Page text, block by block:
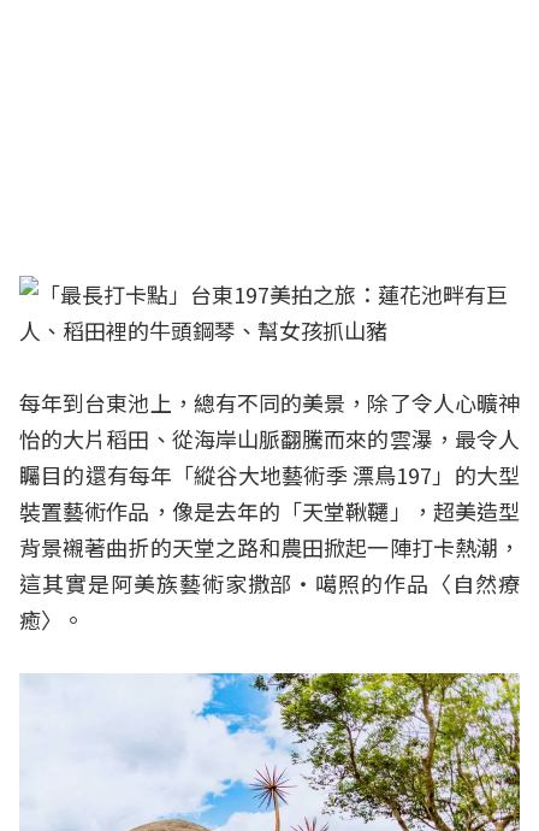
每年到台東池上，總有不同的美景，除了令人心曠神
怡的大片稻田、從海岸山脈翻騰而來的雲瀑，最令人
矚目的還有每年「縱谷大地藝術季 漂鳥197」的大型
裝置藝術作品，像是去年的「天堂鞦韆」，超美造型
背景襯著曲折的天堂之路和農田掀起一陣打卡熱潮，
這其實是阿美族藝術家撒部‧噶照的作品〈自然療
癒〉。